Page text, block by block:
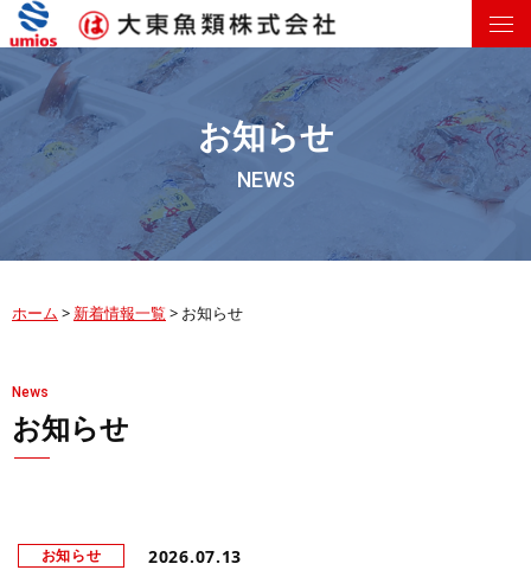
お知らせ
NEWS
ホーム > 新着情報一覧 > お知らせ
News
お知らせ
お知らせ 2026.07.13